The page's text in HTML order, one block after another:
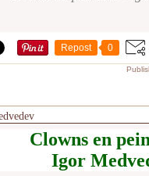
Repost 0
Clowns en
Igor